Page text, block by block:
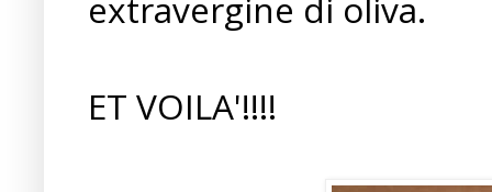
extravergine di oliva.
ET VOILA'!!!!